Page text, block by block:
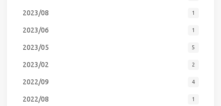
2023/08 1
2023/06 1
2023/05 5
2023/02 2
2022/09 4
2022/08 1